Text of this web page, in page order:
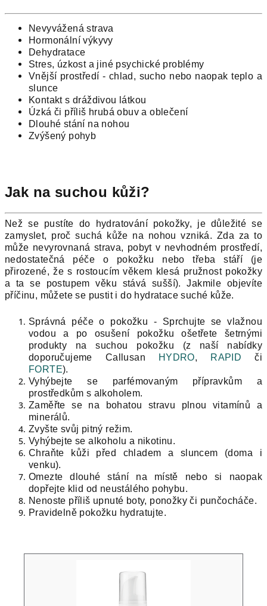
Nevyvážená strava
Hormonální výkyvy
Dehydratace
Stres, úzkost a jiné psychické problémy
Vnější prostředí - chlad, sucho nebo naopak teplo a
slunce
Kontakt s dráždivou látkou
Úzká či příliš hrubá obuv a oblečení
Dlouhé stání na nohou
Zvýšený pohyb
Jak na suchou kůži?
Než se pustíte do hydratování pokožky, je důležité se
zamyslet, proč suchá kůže na nohou vzniká. Zda za to
může nevyrovnaná strava, pobyt v nevhodném prostředí,
nedostatečná péče o pokožku nebo třeba stáří (je
přirozené, že s rostoucím věkem klesá pružnost pokožky
a ta se postupem věku stává sušší). Jakmile objevíte
příčinu, můžete se pustit i do hydratace suché kůže.
Správná péče o pokožku - Sprchujte se vlažnou
vodou a po osušení pokožku ošetřete šetrnými
produkty na suchou pokožku (z naší nabídky
doporučujeme Callusan
HYDRO, RAPID či
FORTE).
Vyhýbejte se parfémovaným přípravkům a
prostředkům s alkoholem.
Zaměřte se na bohatou stravu plnou vitamínů a
minerálů.
Zvyšte svůj pitný režim.
Vyhýbejte se alkoholu a nikotinu.
Chraňte kůži před chladem a sluncem (doma i
venku).
Omezte dlouhé stání na místě nebo si naopak
dopřejte klid od neustálého pohybu.
Nenoste příliš upnuté boty, ponožky či punčocháče.
Pravidelně pokožku hydratujte.